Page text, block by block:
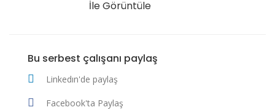
İle Görüntüle
Bu serbest çalışanı paylaş
Linkedın'de paylaş
Facebook'ta Paylaş